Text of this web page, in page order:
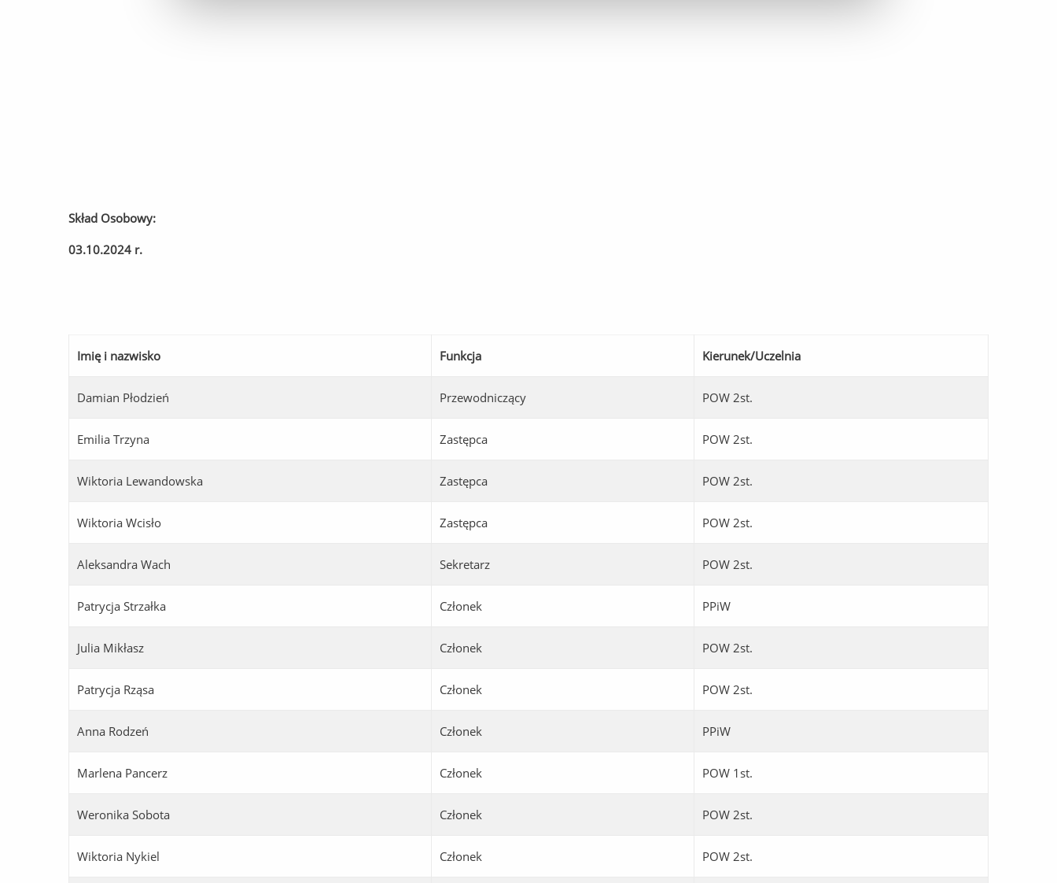
Skład Osobowy:
03.10.2024 r.
Imię i nazwisko Funkcja Kierunek/Uczelnia
Damian Płodzień Przewodniczący POW 2st.
Emilia Trzyna Zastępca POW 2st.
Wiktoria Lewandowska Zastępca POW 2st.
Wiktoria Wcisło Zastępca POW 2st.
Aleksandra Wach Sekretarz POW 2st.
Patrycja Strzałka Członek PPiW
Julia Mikłasz Członek POW 2st.
Patrycja Rząsa Członek POW 2st.
Anna Rodzeń Członek PPiW
Marlena Pancerz Członek POW 1st.
Weronika Sobota Członek POW 2st.
Wiktoria Nykiel Członek POW 2st.